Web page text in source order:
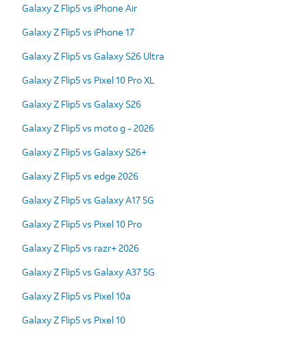
Galaxy Z Flip5 vs iPhone Air
Galaxy Z Flip5 vs iPhone 17
Galaxy Z Flip5 vs Galaxy S26 Ultra
Galaxy Z Flip5 vs Pixel 10 Pro XL
Galaxy Z Flip5 vs Galaxy S26
Galaxy Z Flip5 vs moto g - 2026
Galaxy Z Flip5 vs Galaxy S26+
Galaxy Z Flip5 vs edge 2026
Galaxy Z Flip5 vs Galaxy A17 5G
Galaxy Z Flip5 vs Pixel 10 Pro
Galaxy Z Flip5 vs razr+ 2026
Galaxy Z Flip5 vs Galaxy A37 5G
Galaxy Z Flip5 vs Pixel 10a
Galaxy Z Flip5 vs Pixel 10